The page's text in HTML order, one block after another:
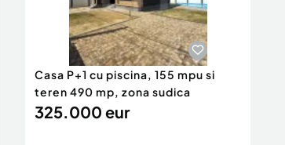
Casa P+1 cu piscina, 155 mpu si
teren 490 mp, zona sudica
325.000 eur